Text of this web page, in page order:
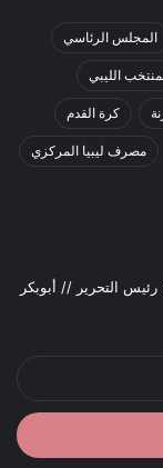
المجلس الرئاسي
الليبي
كرة القدم
مصرف ليبيا المركزي
التحرير // أبوبكر